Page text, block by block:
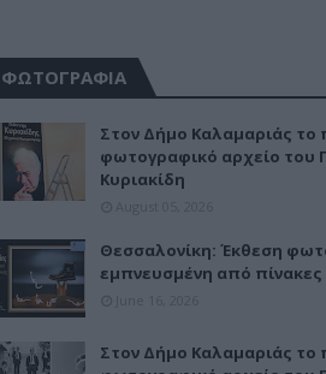
ΦΩΤΟΓΡΑΦΙΑ
Στον Δήμο Καλαμαριάς το
φωτογραφικό αρχείο του
Κυριακίδη
Θεσσαλονίκη: Έκθεση
εμπνευσμένη από
Στον Δήμο Καλαμαριάς το